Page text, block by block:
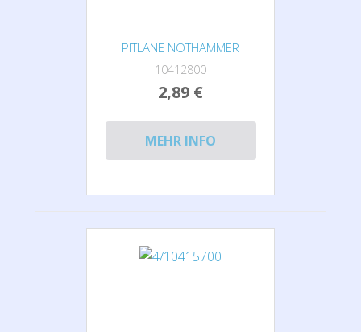
PITLANE NOTHAMMER
10412800
2,89 €
MEHR INFO